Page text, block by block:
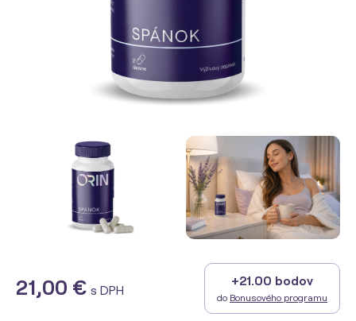
21,00 € s DPH
+21.00 bodov
do Bonusového programu